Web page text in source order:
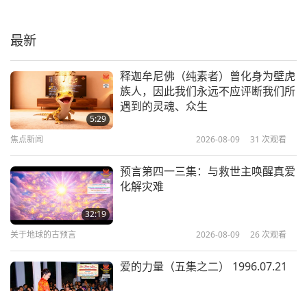
3:20
乌克兰（佑兰任）
短片 2022-12-21
8
4:36
灵性体验（第八集）—配戴天饰
利益众生
短片
9
2:04
灵性体验（第九集）—吃肉会遭
动物族人算帐
最新
5:29
释迦牟尼佛（纯素者）曾化身为壁虎
族人，因此我们永远不应评断我们所
遇到的灵魂、众生
焦点新闻 2026-08-09 31 次观看
32:19
预言第四一三集：与救世主唤醒真爱
化解灾难
关于地球的古预言 2026-08-09 26 次观看
爱的力量（五集之二） 1996.07.21